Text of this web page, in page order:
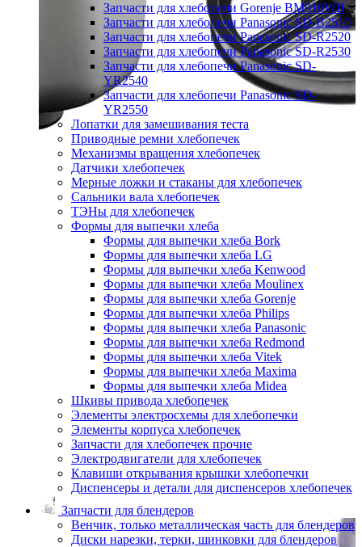
Запчасти для хлебопечи Gorenje BM910WII
Запчасти для хлебопечи Panasonic SD-B2510
Запчасти для хлебопечи Panasonic SD-R2520
Запчасти для хлебопечи Panasonic SD-R2530
Запчасти для хлебопечи Panasonic SD-
YR2540
Запчасти для хлебопечи Panasonic SD-
YR2550
Лопатки для замешивания теста
Приводные ремни хлебопечек
Механизмы вращения хлебопечек
Датчики хлебопечек
Мерные ложки и стаканы для хлебопечек
Сальники вала хлебопечек
ТЭНы для хлебопечек
Формы для выпечки хлеба
Формы для выпечки хлеба Bork
Формы для выпечки хлеба LG
Формы для выпечки хлеба Kenwood
Формы для выпечки хлеба Moulinex
Формы для выпечки хлеба Gorenje
Формы для выпечки хлеба Philips
Формы для выпечки хлеба Panasonic
Формы для выпечки хлеба Redmond
Формы для выпечки хлеба Vitek
Формы для выпечки хлеба Maxima
Формы для выпечки хлеба Midea
Шкивы привода хлебопечек
Элементы электросхемы для хлебопечки
Элементы корпуса хлебопечек
Запчасти для хлебопечек прочие
Электродвигатели для хлебопечек
Клавиши открывания крышки хлебопечки
Диспенсеры и детали для диспенсеров хлебопечек
Запчасти для блендеров
Венчик, только металлическая часть для блендеров
Диски нарезки, терки, шинковки для блендеров